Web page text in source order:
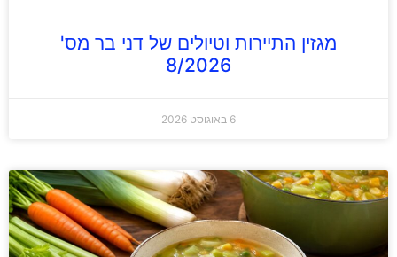
מגזין התיירות וטיולים של דני בר מס'
8/2026
6 באוגוסט 2026